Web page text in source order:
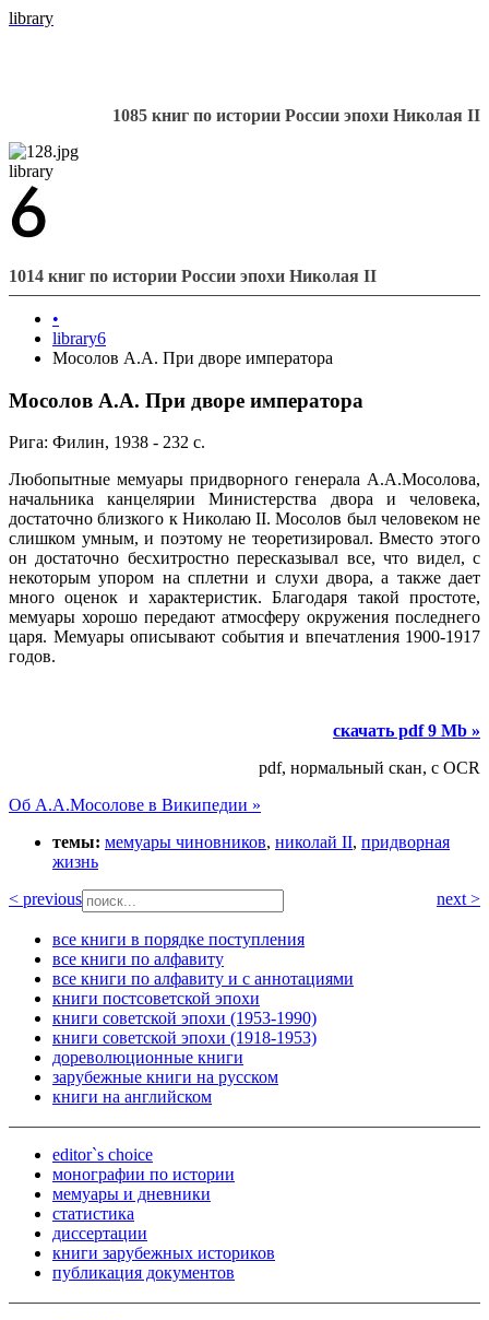
library
1085 книг по истории России эпохи Николая II
library
1014 книг по истории России эпохи Николая II
•
library6
Мосолов А.А. При дворе императора
Мосолов А.А. При дворе императора
Рига: Филин, 1938 - 232 с.
Любопытные мемуары придворного генерала А.А.Мосолова,
начальника канцелярии Министерства двора и человека,
достаточно близкого к Николаю II. Мосолов был человеком не
слишком умным, и поэтому не теоретизировал. Вместо этого
он достаточно бесхитростно пересказывал все, что видел, с
некоторым упором на сплетни и слухи двора, а также дает
много оценок и характеристик. Благодаря такой простоте,
мемуары хорошо передают атмосферу окружения последнего
царя. Мемуары описывают события и впечатления 1900-1917
годов.
скачать pdf 9 Mb »
pdf, нормальный скан, с OCR
Об А.А.Мосолове в Википедии »
темы: мемуары чиновников, николай II, придворная
жизнь
< previous
next >
все книги в порядке поступления
все книги по алфавиту
все книги по алфавиту и с аннотациями
книги постсоветской эпохи
книги советской эпохи (1953-1990)
книги советской эпохи (1918-1953)
дореволюционные книги
зарубежные книги на русском
книги на английском
editor`s choice
монографии по истории
мемуары и дневники
статистика
диссертации
книги зарубежных историков
публикация документов